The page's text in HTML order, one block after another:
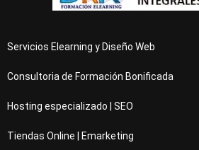
Servicios Elearning y Diseño Web
Consultoria de Formación Bonificada
Hosting especializado | SEO
Tiendas Online | Emarketing